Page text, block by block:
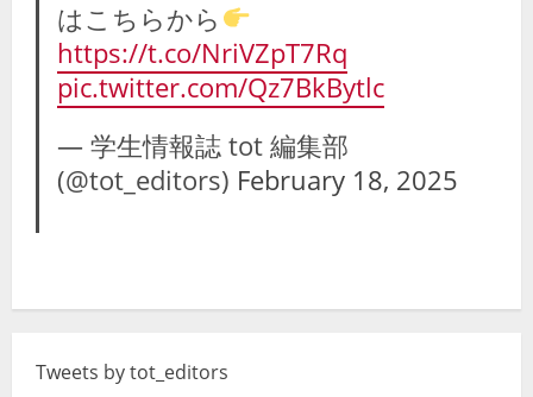
はこちらから
https://t.co/NriVZpT7Rq
pic.twitter.com/Qz7BkBytlc
— 学生情報誌 tot 編集部
(@tot_editors) February 18, 2025
Tweets by tot_editors